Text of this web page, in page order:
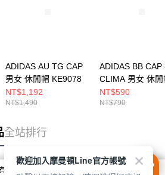
ADIDAS AU TG CAP
男女 休閒帽 KE9078
NT$1,192
NT$1,490
ADIDAS BB CAP
CLIMA 男女 休閒
JM5344
NT$590
NT$790
全站排行
關本網站使用 cookie 方式之詳情，及若您不希
歡迎加入摩曼頓Line官方帳號